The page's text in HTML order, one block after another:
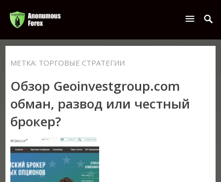
МЕТКА: ТОРГОВЫЕ СТРАТЕГИИ
Обзор Geoinvestgroup.com
обман, развод или честный
брокер?